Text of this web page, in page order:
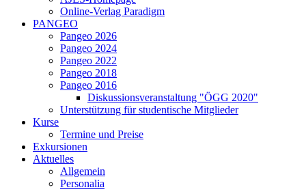
Online-Verlag Paradigm
PANGEO
Pangeo 2026
Pangeo 2024
Pangeo 2022
Pangeo 2018
Pangeo 2016
Diskussionsveranstaltung "ÖGG 2020"
Unterstützung für studentische Mitglieder
Kurse
Termine und Preise
Exkursionen
Aktuelles
Allgemein
Personalia